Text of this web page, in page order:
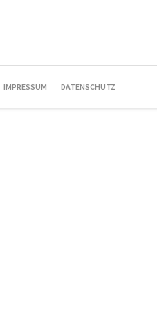
IMPRESSUM DATENSCHUTZ